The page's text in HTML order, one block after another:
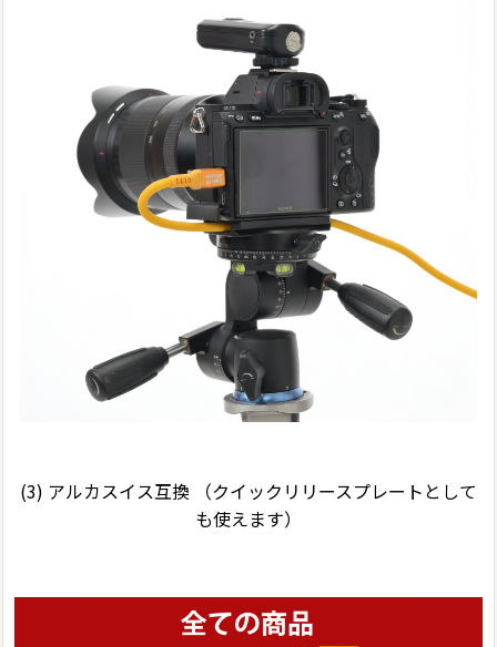
(3) アルカスイス互換 （クイックリリースプレートとして
も使えます）